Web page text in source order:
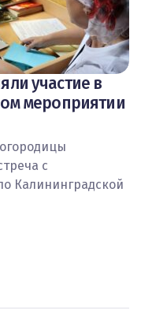
участие в
мероприятии
с
Калининградской